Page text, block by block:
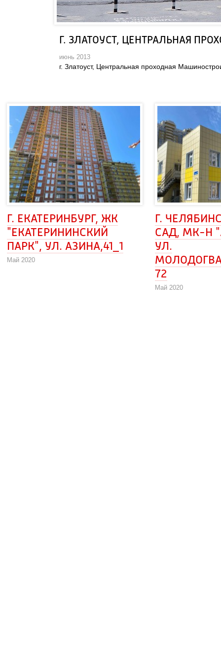
Г. ЗЛАТОУСТ, ЦЕНТРАЛЬНАЯ
июнь 2013
г. Златоуст, Центральная проходная
Г. ЕКАТЕРИНБУРГ, ЖК
"ЕКАТЕРИНИНСКИЙ
ПАРК", УЛ. АЗИНА,41_1
Май 2020
Г.
САД, МК-Н
УЛ.
72
Май 2020